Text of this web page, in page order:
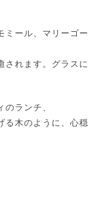
ミール、マリーゴー
されます。グラスに
ランチ、
る木のように、心穏